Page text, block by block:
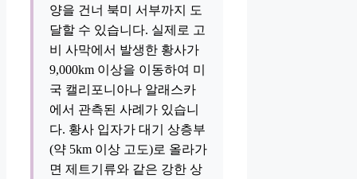
양을 건너 북미 서부까지 도
달할 수 있습니다. 실제로 고
비 사막에서 발생한 황사가
9,000km 이상을 이동하여 미
국 캘리포니아나 알래스카
에서 관측된 사례가 있습니
다. 황사 입자가 대기 상층부
(약 5km 이상 고도)로 올라가
면 제트기류와 같은 강한 상